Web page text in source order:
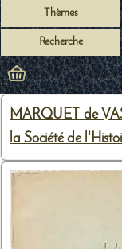
Thèmes
Recherche
MARQUET de
la Société de